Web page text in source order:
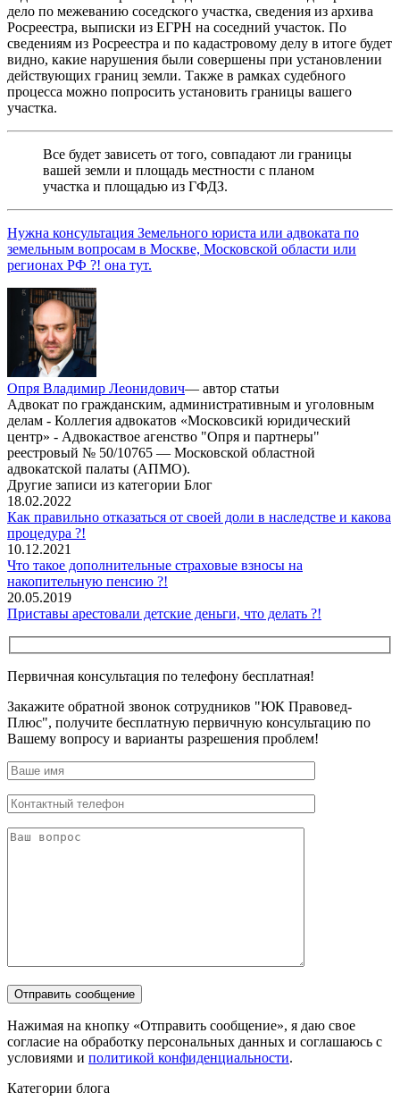
дело по межеванию соседского участка, сведения из архива
Росреестра, выписки из ЕГРН на соседний участок. По
сведениям из Росреестра и по кадастровому делу в итоге будет
видно, какие нарушения были совершены при установлении
действующих границ земли. Также в рамках судебного
процесса можно попросить установить границы вашего
участка.
Все будет зависеть от того, совпадают ли границы
вашей земли и площадь местности с планом
участка и площадью из ГФДЗ.
Нужна консультация Земельного юриста или адвоката по
земельным вопросам в Москве, Московской области или
регионах РФ ?! она тут.
Опря Владимир Леонидович— автор статьи
Адвокат по гражданским, административным и уголовным
делам - Коллегия адвокатов «Московсикй юридический
центр» - Адвокаствое агенство "Опря и партнеры"
реестровый № 50/10765 — Московской областной
адвокатской палаты (АПМО).
Другие записи из категории Блог
18.02.2022
Как правильно отказаться от своей доли в наследстве и какова
процедура ?!
10.12.2021
Что такое дополнительные страховые взносы на
накопительную пенсию ?!
20.05.2019
Приставы арестовали детские деньги, что делать ?!
Первичная консультация по телефону бесплатная!
Закажите обратной звонок сотрудников "ЮК Правовед-
Плюс", получите бесплатную первичную консультацию по
Вашему вопросу и варианты разрешения проблем!
Нажимая на кнопку «Отправить сообщение», я даю свое
согласие на обработку персональных данных и соглашаюсь с
условиями и политикой конфиденциальности.
Категории блога